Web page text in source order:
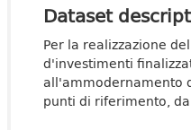
Dataset
Per la realizzazione
d'investimenti
all'ammodernamento
punti di riferimento,